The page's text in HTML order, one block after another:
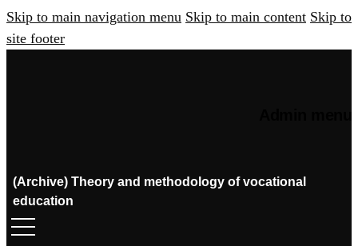
Skip to main navigation menu Skip to main content Skip to
site footer
(Archive) Theory and methodology of vocational
education